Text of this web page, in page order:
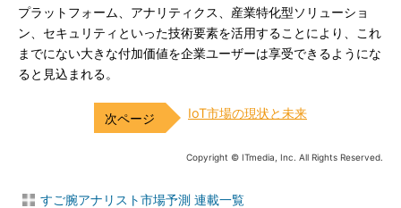
プラットフォーム、アナリティクス、産業特化型ソリューショ
ン、セキュリティといった技術要素を活用することにより、これ
までにない大きな付加価値を企業ユーザーは享受できるようにな
ると見込まれる。
IoT市場の現状と未来
Copyright © ITmedia, Inc. All Rights Reserved.
すご腕アナリスト市場予測 連載一覧